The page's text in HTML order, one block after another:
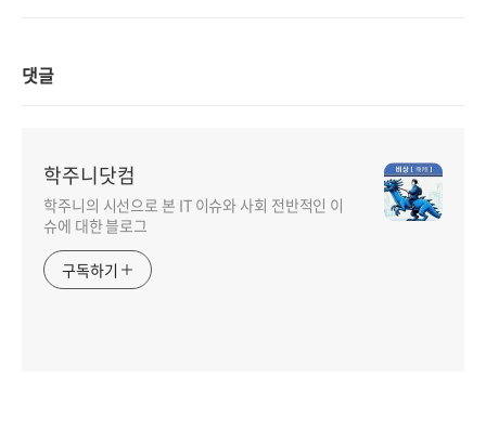
댓글
학주니닷컴
학주니의 시선으로 본 IT 이슈와 사회 전반적인 이
슈에 대한 블로그
구독하기